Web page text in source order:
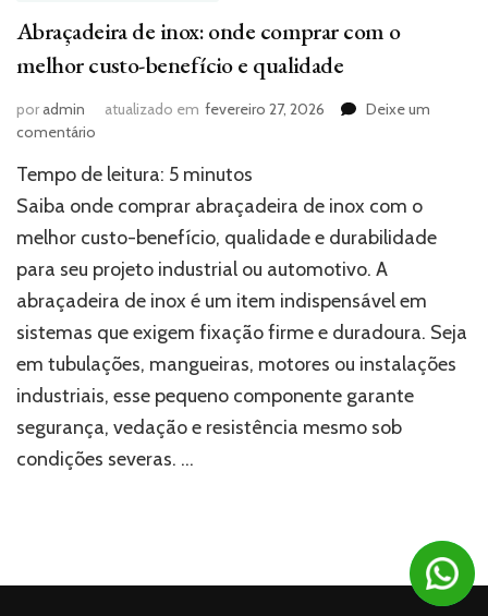
Abraçadeira de inox: onde comprar com o
melhor custo-benefício e qualidade
poradmin atualizado em fevereiro 27, 2026
Deixe um
comentário
de
inox:
comprar
com
o
melhor
custo-
benefício
qualidade
Tempo de leitura: 5 minutos
Saiba onde comprar abraçadeira de inox com o
melhor custo-benefício, qualidade e durabilidade
para seu projeto industrial ou automotivo. A
abraçadeira de inox é um item indispensável em
sistemas que exigem fixação firme e duradoura. Seja
em tubulações, mangueiras, motores ou instalações
industriais, esse pequeno componente garante
segurança, vedação e resistência mesmo sob
condições severas. …